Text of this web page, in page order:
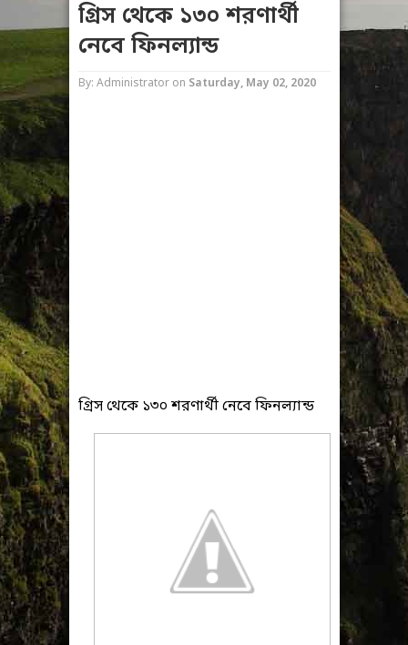
গ্রিস থেকে ১৩০ শরণার্থী
নেবে ফিনল্যান্ড
By: Administrator on Saturday, May 02, 2020
গ্রিস থেকে ১৩০ শরণার্থী নেবে ফিনল্যান্ড